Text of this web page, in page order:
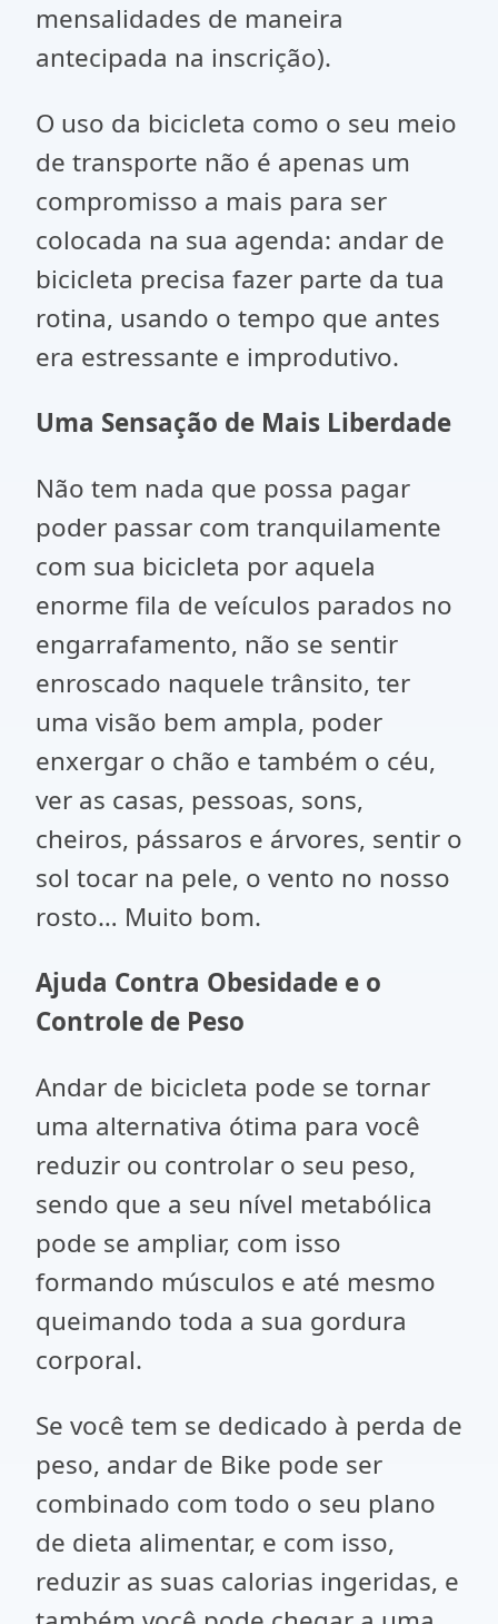
mensalidades de maneira
antecipada na inscrição).
O uso da bicicleta como o seu meio
de transporte não é apenas um
compromisso a mais para ser
colocada na sua agenda: andar de
bicicleta precisa fazer parte da tua
rotina, usando o tempo que antes
era estressante e improdutivo.
Uma Sensação de Mais Liberdade
Não tem nada que possa pagar
poder passar com tranquilamente
com sua bicicleta por aquela
enorme fila de veículos parados no
engarrafamento, não se sentir
enroscado naquele trânsito, ter
uma visão bem ampla, poder
enxergar o chão e também o céu,
ver as casas, pessoas, sons,
cheiros, pássaros e árvores, sentir o
sol tocar na pele, o vento no nosso
rosto… Muito bom.
Ajuda Contra Obesidade e o
Controle de Peso
Andar de bicicleta pode se tornar
uma alternativa ótima para você
reduzir ou controlar o seu peso,
sendo que a seu nível metabólica
pode se ampliar, com isso
formando músculos e até mesmo
queimando toda a sua gordura
corporal.
Se você tem se dedicado à perda de
peso, andar de Bike pode ser
combinado com todo o seu plano
de dieta alimentar, e com isso,
reduzir as suas calorias ingeridas, e